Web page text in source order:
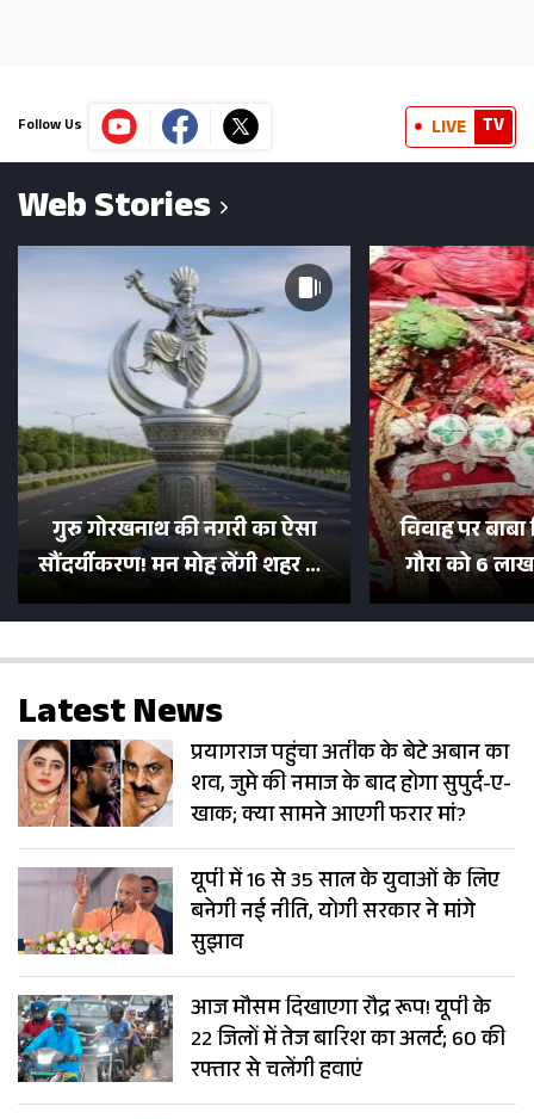
Follow Us LIVE TV
Web Stories
गुरु गोरखनाथ की नगरी का ऐसा
सौंदर्यीकरण! मन मोह लेंगी शहर की
सड़कें; देखें Photos
विवाह पर
गौरा को 6
500 भक्तों
Latest News
प्रयागराज पहुंचा अतीक के बेटे अबान का
शव, जुमे की नमाज के बाद होगा सुपुर्द-ए-
खाक; क्या सामने आएगी फरार मां?
यूपी में 16 से 35 साल के युवाओं के लिए
बनेगी नई नीति, योगी सरकार ने मांगे
सुझाव
आज मौसम दिखाएगा रौद्र रूप! यूपी के
22 जिलों में तेज बारिश का अलर्ट; 60 की
रफ्तार से चलेंगी हवाएं